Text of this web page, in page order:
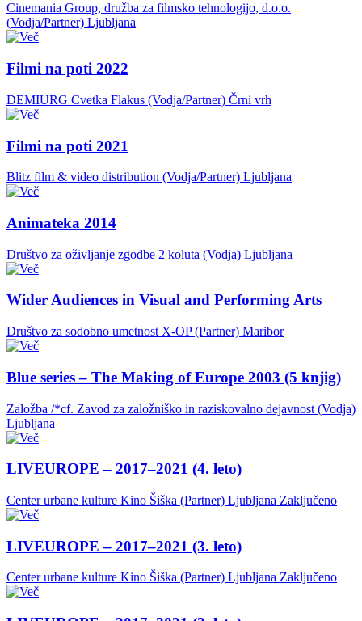
Cinemania Group, družba za filmsko tehnologijo, d.o.o.
(Vodja/Partner) Ljubljana
Filmi na poti 2022
DEMIURG Cvetka Flakus (Vodja/Partner) Črni vrh
Filmi na poti 2021
Blitz film & video distribution (Vodja/Partner) Ljubljana
Animateka 2014
Društvo za oživljanje zgodbe 2 koluta (Vodja) Ljubljana
Wider Audiences in Visual and Performing Arts
Društvo za sodobno umetnost X-OP (Partner) Maribor
Blue series – The Making of Europe 2003 (5 knjig)
Založba /*cf. Zavod za založniško in raziskovalno dejavnost (Vodja)
Ljubljana
LIVEUROPE – 2017–2021 (4. leto)
Center urbane kulture Kino Šiška (Partner) Ljubljana Zaključeno
LIVEUROPE – 2017–2021 (3. leto)
Center urbane kulture Kino Šiška (Partner) Ljubljana Zaključeno